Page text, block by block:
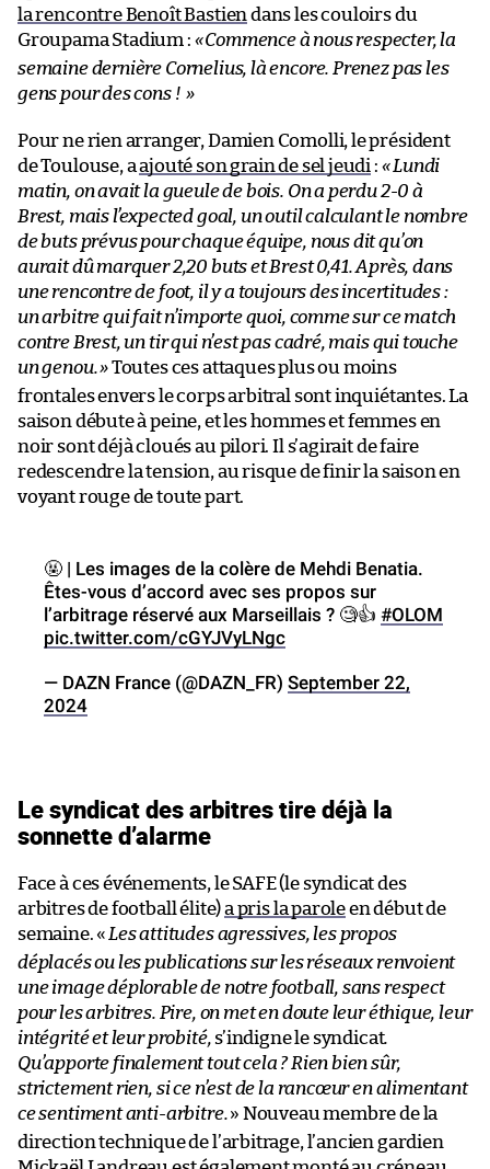
la rencontre Benoît Bastien dans les couloirs du
Groupama Stadium : «Commence à nous respecter, la
semaine dernière Cornelius, là encore. Prenez pas les
gens pour des cons ! »
Pour ne rien arranger, Damien Comolli, le président
de Toulouse, aajouté son grain de sel jeudi : « Lundi
matin, on avait la gueule de bois. On a perdu 2-0 à
Brest, mais l’expected goal, un outil calculant le nombre
de buts prévus pour chaque équipe, nous dit qu’on
aurait dû marquer 2,20 buts et Brest 0,41. Après, dans
une rencontre de foot, il y a toujours des incertitudes :
un arbitre qui fait n’importe quoi, comme sur ce match
contre Brest, un tir qui n’est pas cadré, mais qui touche
un genou.»Toutes ces attaques plus ou moins
frontales envers le corps arbitral sont inquiétantes. La
saison débute à peine, et les hommes et femmes en
noir sont déjà cloués au pilori. Il s’agirait de faire
redescendre la tension, au risque de finir la saison en
voyant rouge de toute part.
🤬 | Les images de la colère de Mehdi Benatia.
Êtes-vous d’accord avec ses propos sur
l’arbitrage réservé aux Marseillais ? 🧐👍 #OLOM
pic.twitter.com/cGYJVyLNgc
— DAZN France (@DAZN_FR) September 22,
2024
Le syndicat des arbitres tire déjà la
sonnette d’alarme
Face à ces événements, le SAFE (le syndicat des
arbitres de football élite)a pris la paroleen début de
semaine. « Les attitudes agressives, les propos
déplacés ou les publications sur les réseaux renvoient
une image déplorable de notre football, sans respect
pour les arbitres. Pire, on met en doute leur éthique, leur
intégrité et leur probité, s’indigne le syndicat.
Qu’apporte finalement tout cela ? Rien bien sûr,
strictement rien, si ce n’est de la rancœur en alimentant
ce sentiment anti-arbitre.» Nouveau membre de la
direction technique de l’arbitrage, l’ancien gardien